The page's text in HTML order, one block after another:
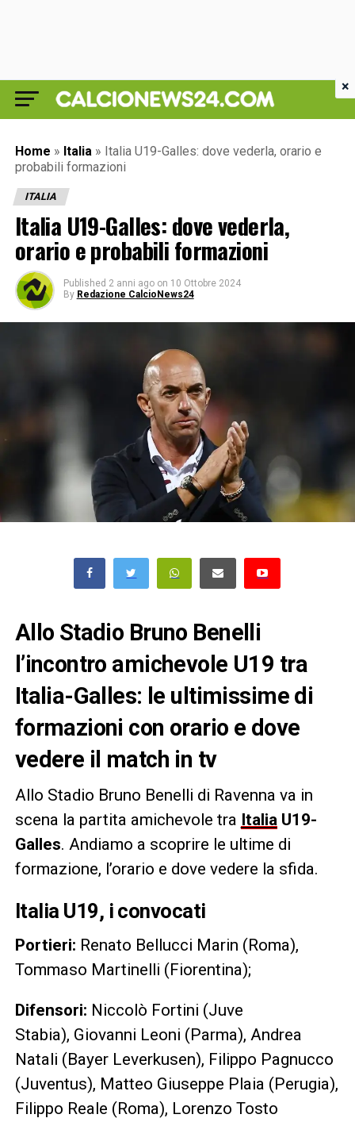
Home » Italia » Italia U19-Galles: dove vederla, orario e
probabili formazioni
ITALIA
Italia U19-Galles: dove vederla,
orario e probabili formazioni
Published 2 anni ago on 10 Ottobre 2024
By Redazione CalcioNews24
Allo Stadio Bruno Benelli
l’incontro amichevole U19 tra
Italia-Galles: le ultimissime di
formazioni con orario e dove
vedere il match in tv
Allo Stadio Bruno Benelli di Ravenna va in
scena la partita amichevole tra Italia U19-
Galles. Andiamo a scoprire le ultime di
formazione, l’orario e dove vedere la sfida.
Italia U19, i convocati
Portieri: Renato Bellucci Marin (Roma),
Tommaso Martinelli (Fiorentina);
Difensori: Niccolò Fortini (Juve
Stabia), Giovanni Leoni (Parma), Andrea
Natali (Bayer Leverkusen), Filippo Pagnucco
(Juventus), Matteo Giuseppe Plaia (Perugia),
Filippo Reale (Roma), Lorenzo Tosto
×